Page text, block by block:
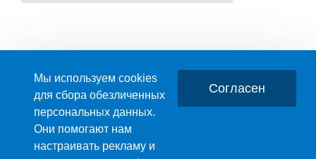
ПРОИЗВОДСТВО ПЛАСТМАССОВЫХ ИЗДЕЛИЙ
Мы используем cookies
для сбора обезличенных
персональных данных.
Они помогают нам
настраивать рекламу и
Согласен